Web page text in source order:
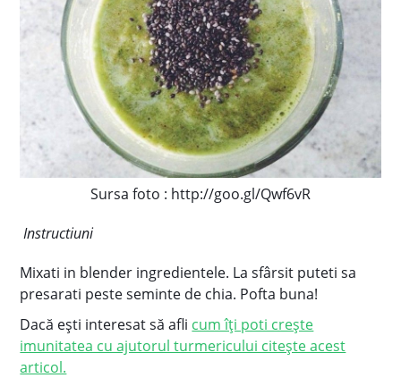
Sursa foto : http://goo.gl/Qwf6vR
Instructiuni
Mixati in blender ingredientele. La sfârsit puteti sa
presarati peste seminte de chia. Pofta buna!
Dacă ești interesat să afli cum îți poti crește
imunitatea cu ajutorul turmericului citește acest
articol.